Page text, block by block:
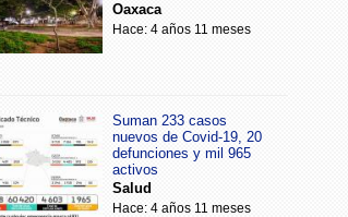
Oaxaca
Hace: 4 años 11 meses
Suman 233 casos
nuevos de Covid-19, 20
defunciones y mil 965
activos
Salud
Hace: 4 años 11 meses